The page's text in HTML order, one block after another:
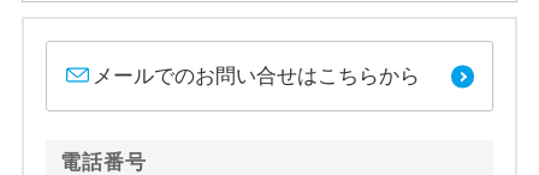
メールでのお問い合せはこちらから
電話番号